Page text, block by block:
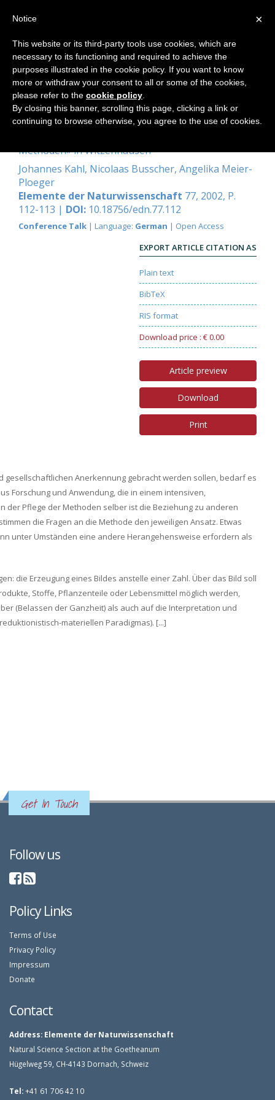
Von der Pflanze zum Bild
Methoden» in Witzenhausen
Johannes Kahl, Nicolaas Busscher, Angelika Meier-
Ploeger
Elemente der Naturwissenschaft 77, 2002, P.
112-113 | DOI: 10.18756/edn.77.112
Conference Talk | Language: German | Open Access
EXPORT ARTICLE CITATION AS
Plain text
BibTeX
RIS format
Download price : € 0.00
Article preview
Download
Print
Anerkennung gebracht werden sollen, bedarf es
Forschung und Anwendung, die in einem intensiven,
Pflege der Methoden selber ist die Beziehung zu anderen
die Fragen an die Methode den jeweiligen Ansatz. Etwas
unter Umständen eine andere Herangehensweise erfordern als
die Erzeugung eines Bildes anstelle einer Zahl. Über das Bild soll
Stoffe, Pflanzenteile oder Lebensmittel möglich werden,
(Belassen der Ganzheit) als auch auf die Interpretation und
materiellen Paradigmas). [...]
Get In Touch
Follow us
Policy Links
Terms of Use
Privacy Policy
Impressum
Donate
Contact
Address: Elemente der Naturwissenschaft
Natural Science Section at the Goetheanum
Hügelweg 59, CH-4143 Dornach, Schweiz
Tel:+41 61 706 42 10
×
Notice
This website or its third-party tools use cookies, which are
necessary to its functioning and required to achieve the
purposes illustrated in the cookie policy. If you want to know
more or withdraw your consent to all or some of the cookies,
please refer to the cookie policy
By closing this banner, scrolling this page, clicking a link or
continuing to browse otherwise, you agree to the use of cookies.